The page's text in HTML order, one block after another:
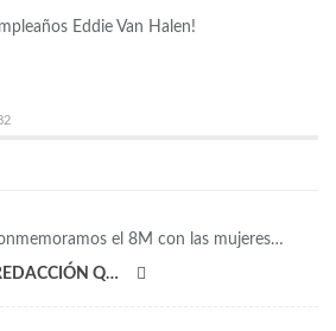
Eddie Van Halen!
el 8M con las mujeres…
REDACCIÓN QRP